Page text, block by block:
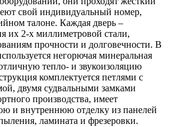
свой индивидуальный номер,
талоне. Каждая дверь –
их 2-х миллиметровой стали,
прочности и долговечности. В
негорючая минеральная
тепло- и звукоизоляцию
комплектуется петлями с
двумя судвальными замками
производства, имеет
и внутреннюю отделку из панелей
ламината и фрезеровки.